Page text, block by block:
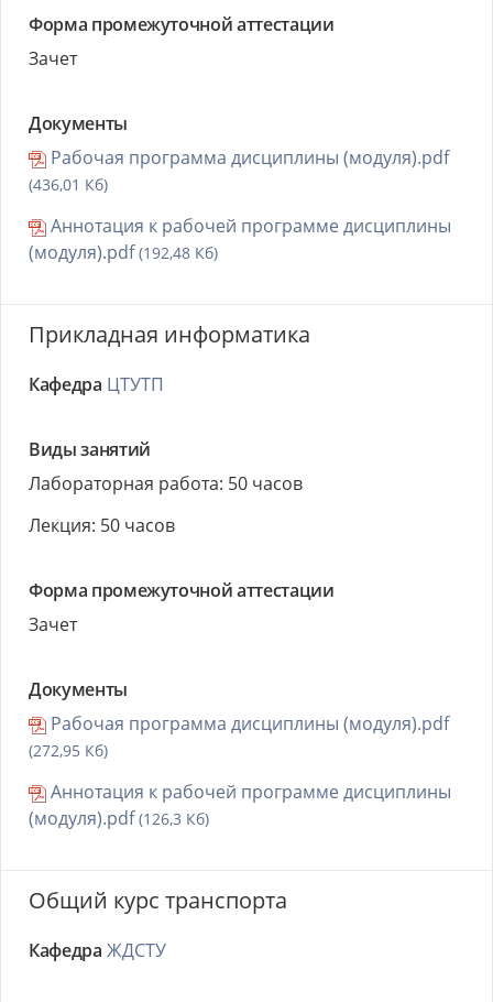
Форма промежуточной аттестации
Зачет
Документы
Рабочая программа дисциплины (модуля).pdf
(436,01 Кб)
Аннотация к рабочей программе дисциплины
(модуля).pdf(192,48 Кб)
Прикладная информатика
Кафедра ЦТУТП
Виды занятий
Лабораторная работа: 50 часов
Лекция: 50 часов
Форма промежуточной аттестации
Зачет
Документы
Рабочая программа дисциплины (модуля).pdf
(272,95 Кб)
Аннотация к рабочей программе дисциплины
(модуля).pdf(126,3 Кб)
Общий курс транспорта
Кафедра ЖДСТУ